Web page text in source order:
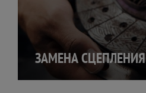
ЗАМЕНА СЦЕПЛЕНИЯ